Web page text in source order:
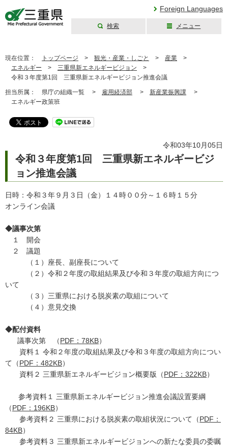
Foreign Languages
検索 メニュー
現在位置： トップページ > 観光・産業・しごと > 産業 >
エネルギー > 三重県新エネルギービジョン >
令和３年度第1回 三重県新エネルギービジョン推進会議
担当所属： 県庁の組織一覧 > 雇用経済部 > 新産業振興課 >
エネルギー政策班
令和03年10月05日
令和３年度第1回 三重県新エネルギービジ
ョン推進会議
日時：令和３年９月３日（金）１４時００分～１６時１５分
オンライン会議
◆議事次第
１ 開会
２ 議題
（１）座長、副座長について
（２）令和２年度の取組結果及び令和３年度の取組方向につ
いて
（３）三重県における脱炭素の取組について
（４）意見交換
◆配付資料
議事次第 （PDF：78KB）
資料１ 令和２年度の取組結果及び令和３年度の取組方向につい
て（PDF：482KB）
資料２ 三重県新エネルギービジョン概要版（PDF：322KB）
参考資料１ 三重県新エネルギービジョン推進会議設置要綱
（PDF：196KB）
参考資料２ 三重県における脱炭素の取組状況について（PDF：
84KB）
参考資料３ 三重県新エネルギービジョンへの新たな委員の委嘱